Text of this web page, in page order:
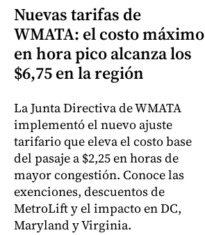
Nuevas tarifas de
WMATA: el costo máximo
en hora pico alcanza los
$6,75 en la región
La Junta Directiva de WMATA
implementó el nuevo ajuste
tarifario que eleva el costo base
del pasaje a $2,25 en horas de
mayor congestión. Conoce las
exenciones, descuentos de
MetroLift y el impacto en DC,
Maryland y Virginia.